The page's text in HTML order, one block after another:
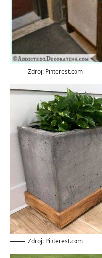
Zdroj: Pinterest.com
Zdroj: Pinterest.com